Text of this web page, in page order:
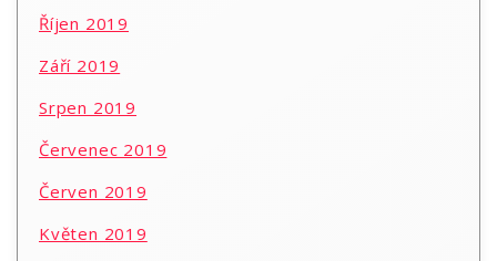
Říjen 2019
Září 2019
Srpen 2019
Červenec 2019
Červen 2019
Květen 2019